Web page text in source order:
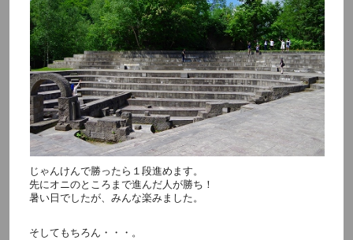
じゃんけんで勝ったら１段進めます。
先にオニのところまで進んだ人が勝ち！
暑い日でしたが、みんな楽みました。
そしてもちろん・・・。